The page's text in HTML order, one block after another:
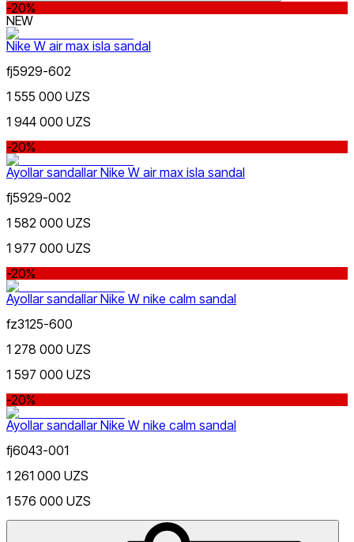
Lifestyle
Swimming
US 6 | EU 36.5
Qizil
Qora
gacha
dan
gacha
-20%
NEW
Nike W air max isla sandal
fj5929-602
1 555 000 UZS
1 944 000 UZS
-20%
Ayollar sandallar Nike W air max isla sandal
fj5929-002
1 582 000 UZS
1 977 000 UZS
-20%
Ayollar sandallar Nike W nike calm sandal
fz3125-600
1 278 000 UZS
1 597 000 UZS
-20%
Ayollar sandallar Nike W nike calm sandal
fj6043-001
1 261 000 UZS
1 576 000 UZS